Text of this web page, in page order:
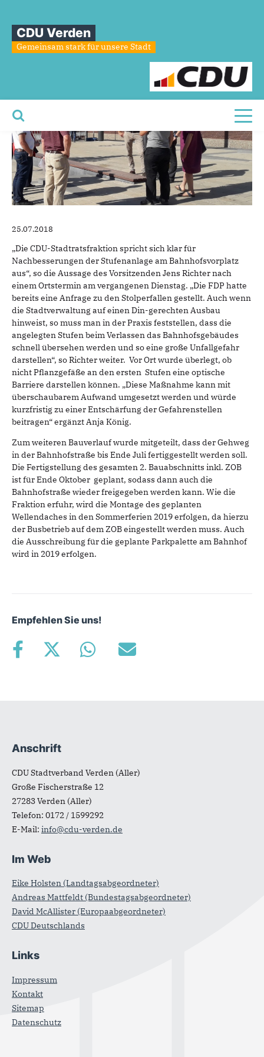
CDU Verden
Gemeinsam stark für unsere Stadt
Sie sind hier
CDUunterstütztFDP-Kritik
25.07.2018
„Die CDU-Stadtratsfraktion spricht sich klar für
Nachbesserungen der Stufenanlage am Bahnhofsvorplatz
aus“, so die Aussage des Vorsitzenden Jens Richter nach
einem Ortstermin am vergangenen Dienstag. „Die FDP hatte
bereits eine Anfrage zu den Stolperfallen gestellt. Auch wenn
die Stadtverwaltung auf einen Din-gerechten Ausbau
hinweist, so muss man in der Praxis feststellen, dass die
angelegten Stufen beim Verlassen das Bahnhofsgebäudes
schnell übersehen werden und so eine große Unfallgefahr
darstellen“, so Richter weiter. Vor Ort wurde überlegt, ob
nicht Pflanzgefäße an den ersten Stufen eine optische
Barriere darstellen können. „Diese Maßnahme kann mit
überschaubarem Aufwand umgesetzt werden und würde
kurzfristig zu einer Entschärfung der Gefahrenstellen
beitragen“ ergänzt Anja König.
Zum weiteren Bauverlauf wurde mitgeteilt, dass der Gehweg
in der Bahnhofstraße bis Ende Juli fertiggestellt werden soll.
Die Fertigstellung des gesamten 2. Bauabschnitts inkl. ZOB
ist für Ende Oktober geplant, sodass dann auch die
Bahnhofstraße wieder freigegeben werden kann. Wie die
Fraktion erfuhr, wird die Montage des geplanten
Wellendaches in den Sommerferien 2019 erfolgen, da hierzu
der Busbetrieb auf dem ZOB eingestellt werden muss. Auch
die Ausschreibung für die geplante Parkpalette am Bahnhof
wird in 2019 erfolgen.
Empfehlen Sie uns!
Fußbereich
Anschrift
CDU Stadtverband Verden (Aller)
Große Fischerstraße 12
27283Verden (Aller)
Telefon: 0172 / 1599292
E-Mail: info@cdu-verden.de
Im Web
Eike Holsten (Landtagsabgeordneter)
Andreas Mattfeldt (Bundestagsabgeordneter)
David McAllister (Europaabgeordneter)
CDU Deutschlands
Links
Impressum
Kontakt
Sitemap
Datenschutz